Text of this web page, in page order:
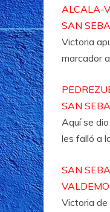
ALCALA-
SAN
Victoria
marcador
SAN
Aquí se
les falló a
SAN
Victoria de